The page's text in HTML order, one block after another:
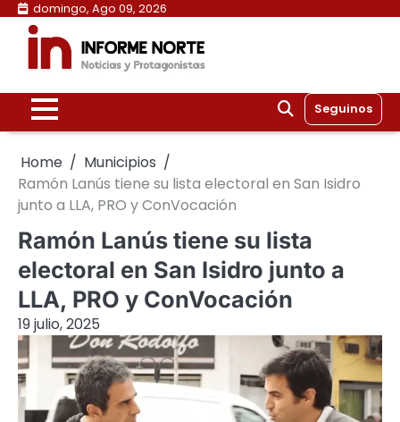
Skip
content
domingo, Ago 09, 2026
Seguinos
Home
Municipios
Ramón Lanús tiene su lista electoral en San Isidro
junto a LLA, PRO y ConVocación
Ramón Lanús tiene su lista
electoral en San Isidro junto a
LLA, PRO y ConVocación
19 julio, 2025